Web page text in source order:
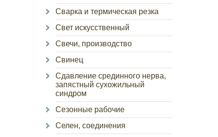
Сварка и термическая резка
Свет искусственный
Свечи, производство
Свинец
Сдавление срединного нерва,
запястный сухожильный
синдром
Сезонные рабочие
Селен, соединения